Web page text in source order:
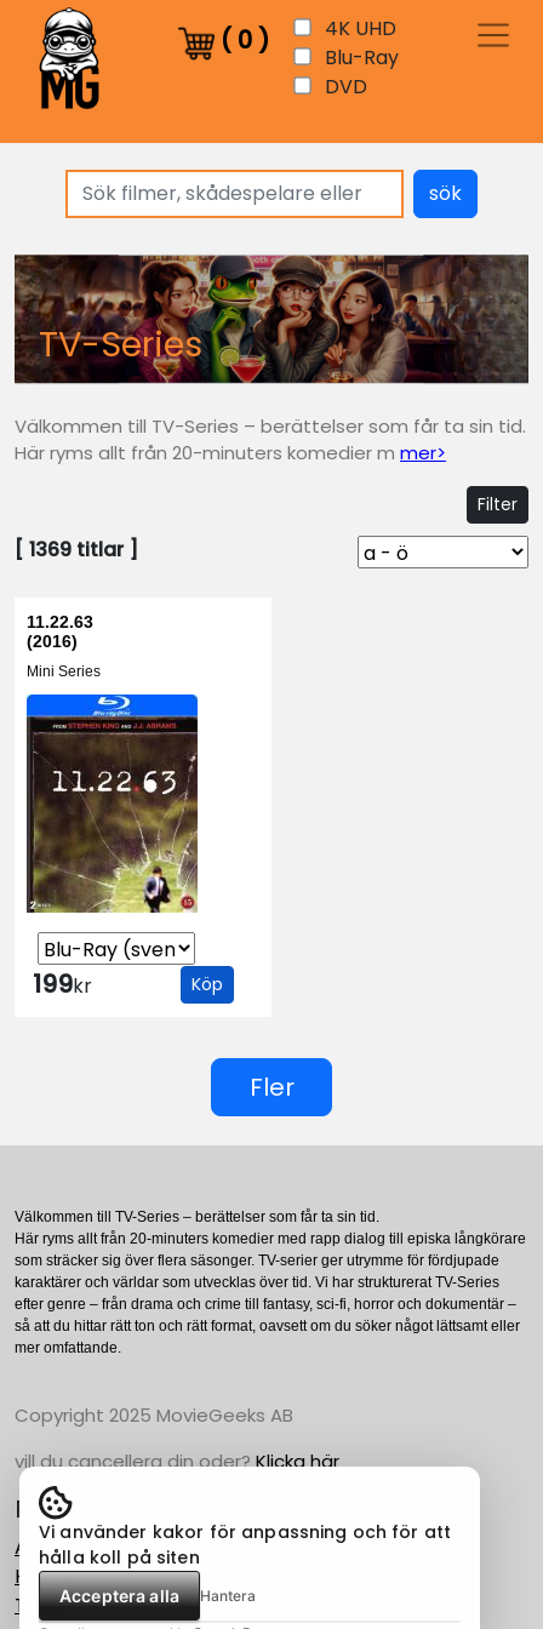
( 0 )
4K UHD
Blu-Ray
DVD
sök
TV-Series
Välkommen till TV-Series – berättelser som får ta sin tid.
Här ryms allt från 20-minuters komedier m mer>
Filter
[ 1369 titlar ]
11.22.63
(2016)
Mini Series
199kr Köp
Fler
Välkommen till TV-Series – berättelser som får ta sin tid.
Här ryms allt från 20-minuters komedier med rapp dialog till episka långkörare
som sträcker sig över flera säsonger. TV-serier ger utrymme för fördjupade
karaktärer och världar som utvecklas över tid. Vi har strukturerat TV-Series
efter genre – från drama och crime till fantasy, sci-fi, horror och dokumentär –
så att du hittar rätt ton och rätt format, oavsett om du söker något lättsamt eller
mer omfattande.
Copyright 2025 MovieGeeks AB
vill du cancellera din oder?Klicka här
Populära Kategorier
Action
Horror
Thriller
Vi använder kakor för anpassning och för att
hålla koll på siten
Acceptera alla Hantera